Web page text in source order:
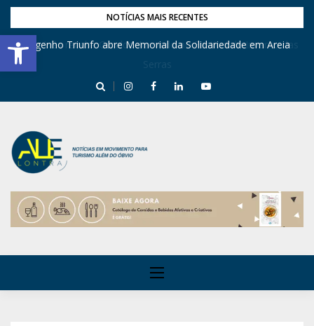
Barra de Ferramentas Aberta
NOTÍCIAS MAIS RECENTES
Engenho Triunfo abre Memorial da Solidariedade em Areia